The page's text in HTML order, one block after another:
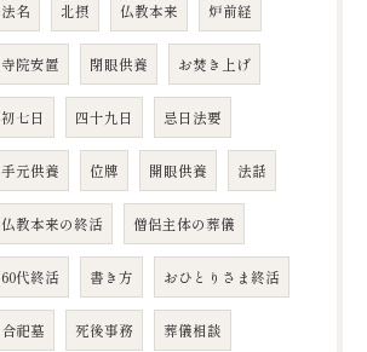
法名 北摂 仏教本来 炉前経
寺院安置 閉眼供養 お焚き上げ
初七日 四十九日 忌日法要
手元供養 位牌 開眼供養 法話
仏教本来の終活 僧侶主体の葬儀
60代終活 書き方 おひとりさま終活
合祀墓 死後事務 葬儀相談